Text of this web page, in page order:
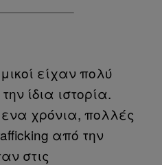
είχαν πολύ
ίδια ιστορία.
χρόνια, πολλές
από την
στις